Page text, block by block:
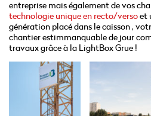
entreprise mais également de vos
technologie unique en recto/versoet
génération placé dans le caisson ,
chantier estimmanquable de jour
travaux grâce à la LightBox Grue !